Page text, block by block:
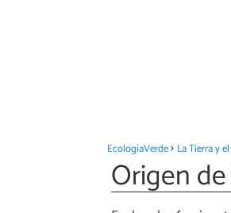
EcologíaVerde La Tierra y
Origen